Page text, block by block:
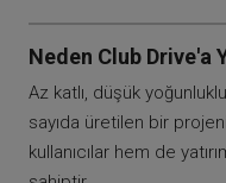
Neden Club Drive'a
Az katlı, düşük
sayıda üretilen bir
kullanıcılar hem de